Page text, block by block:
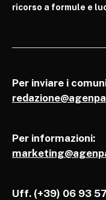
ricorso a formule e
Per inviare i
Per informazioni:
Uff. (+39) 06 93